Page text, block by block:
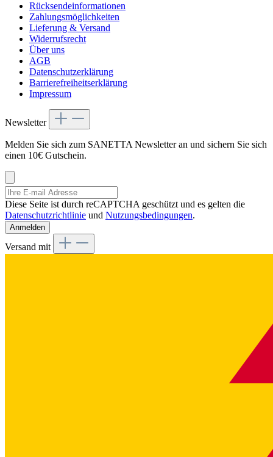
Rücksendeinformationen
Zahlungsmöglichkeiten
Lieferung & Versand
Widerrufsrecht
Über uns
AGB
Datenschutzerklärung
Barrierefreiheitserklärung
Impressum
Newsletter
Melden Sie sich zum SANETTA Newsletter an und sichern Sie sich
einen 10€ Gutschein.
Diese Seite ist durch reCAPTCHA geschützt und es gelten die
Datenschutzrichtlinie und Nutzungsbedingungen.
Anmelden
Versand mit